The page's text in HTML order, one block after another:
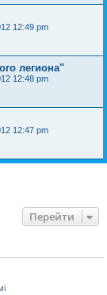
12:49 pm
легиона"
12:48 pm
12:47 pm
Перейти